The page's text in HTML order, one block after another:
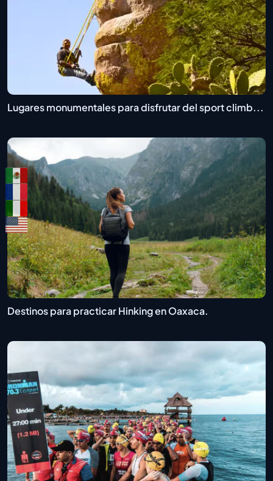
Lugares monumentales para disfrutar del sport climb...
Destinos para practicar Hinking en Oaxaca.